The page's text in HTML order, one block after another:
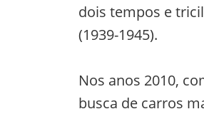
dois tempos e
(1939-1945).
Nos anos 2010,
busca de carros